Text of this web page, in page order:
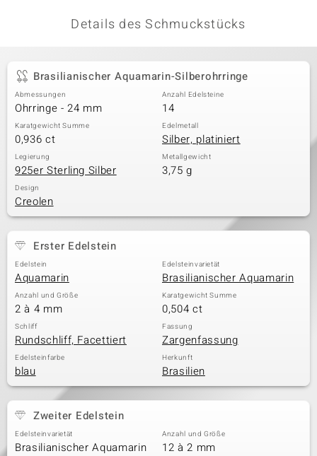
Classics
Details des Schmuckstücks
Brasilianischer Aquamarin-Silberohrringe
Abmessungen
Ohrringe - 24 mm
Anzahl Edelsteine
14
Karatgewicht Summe
0,936 ct
Edelmetall
Silber, platiniert
Legierung
925er Sterling Silber
Metallgewicht
3,75 g
Design
Creolen
Erster Edelstein
Edelstein
Aquamarin
Edelsteinvarietät
Brasilianischer Aquamarin
Anzahl und Größe
2 à 4 mm
Karatgewicht Summe
0,504 ct
Schliff
Rundschliff, Facettiert
Fassung
Zargenfassung
Edelsteinfarbe
blau
Herkunft
Brasilien
Zweiter Edelstein
Edelsteinvarietät
Brasilianischer Aquamarin
Anzahl und Größe
12 à 2 mm